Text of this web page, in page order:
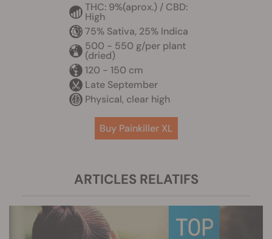
THC: 9%(aprox.) / CBD:
High
75% Sativa, 25% Indica
500 - 550 g/per plant
(dried)
120 - 150 cm
Late September
Physical, clear high
Buy Painkiller XL
ARTICLES RELATIFS